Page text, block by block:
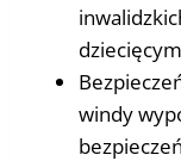
windy